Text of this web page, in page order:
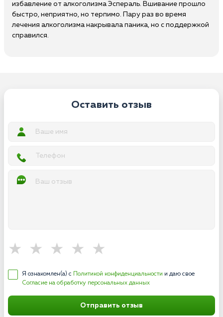
избавление от алкоголизма Эспераль. Вшивание прошло
быстро, неприятно, но терпимо. Пару раз во время
лечения алкоголизма накрывала паника, но с поддержкой
справился.
Оставить отзыв
Я ознакомлен(а) с Политикой конфиденциальности и даю свое
Согласие на обработку персональных данных
Отправить отзыв